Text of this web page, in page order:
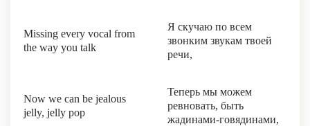
Missing every vocal from
the way you talk
Я скучаю по всем
звонким звукам твоей
речи,
Now we can be jealous
jelly, jelly pop
Теперь мы можем
ревновать, быть
жадинами-говядинами,